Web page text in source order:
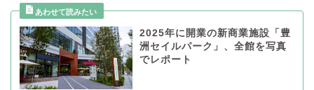
2025年に開業の新商業施設「豊
洲セイルパーク」、全館を写真
でレポート